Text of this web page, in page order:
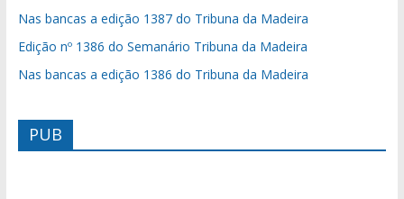
Nas bancas a edição 1387 do Tribuna da Madeira
Edição nº 1386 do Semanário Tribuna da Madeira
Nas bancas a edição 1386 do Tribuna da Madeira
PUB